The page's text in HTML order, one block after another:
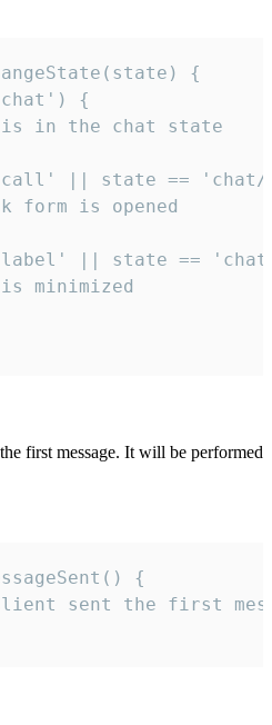
{
{
in the chat state
|| state ==
form is opened
|| state ==
minimized
first message. It will be performed
{
sent the first